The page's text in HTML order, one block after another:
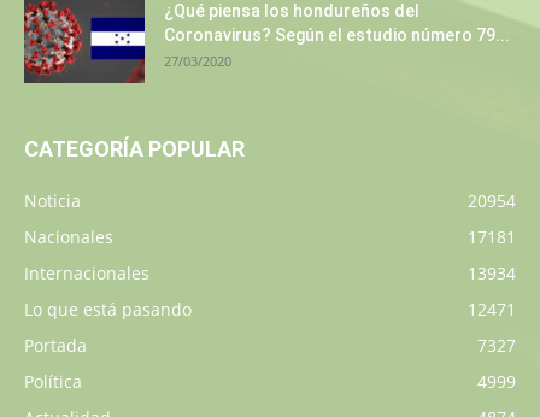
¿Qué piensa los hondureños del
Coronavirus? Según el estudio número 79...
27/03/2020
CATEGORÍA POPULAR
Noticia
20954
Nacionales
17181
Internacionales
13934
Lo que está pasando
12471
Portada
7327
Política
4999